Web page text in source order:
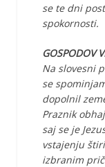
se te dni
spokornosti.
GOSPODOV
Na slovesni
se
dopolnil
Praznik
saj se je
vstajenju
izbranim